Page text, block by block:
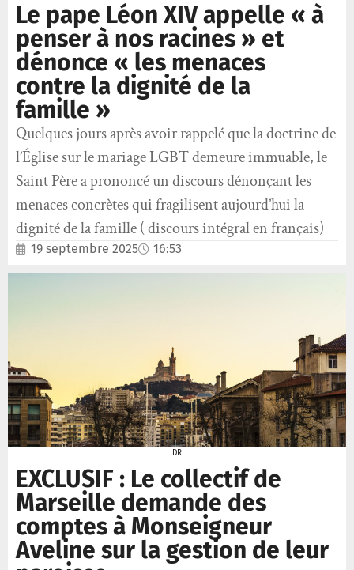
Le pape Léon XIV appelle « à
penser à nos racines » et
dénonce « les menaces
contre la dignité de la
famille »
Quelques jours après avoir rappelé que la doctrine de
l’Église sur le mariage LGBT demeure immuable, le
Saint Père a prononcé un discours dénonçant les
menaces concrètes qui fragilisent aujourd’hui la
dignité de la famille ( discours intégral en français)
19 septembre 2025 16:53
DR
EXCLUSIF : Le collectif de
Marseille demande des
comptes à Monseigneur
Aveline sur la gestion de leur